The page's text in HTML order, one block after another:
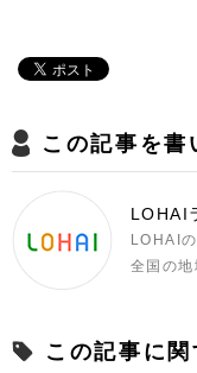
この記事を書
LOHAI
LOHAI
全国の地
この記事に